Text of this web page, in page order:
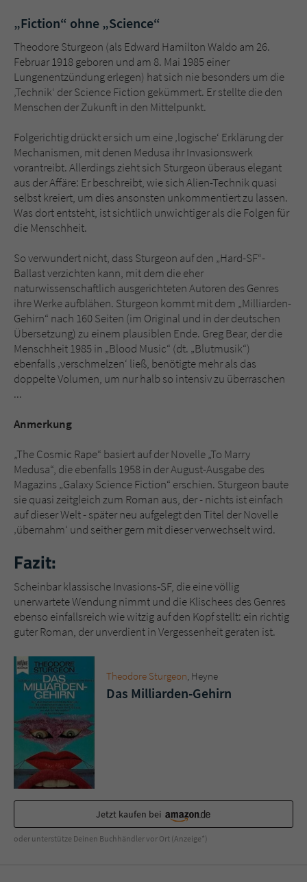
„Fiction“ ohne „Science“
Theodore Sturgeon (als Edward Hamilton Waldo am 26.
Februar 1918 geboren und am 8. Mai 1985 einer
Lungenentzündung erlegen) hat sich nie besonders um die
‚Technik‘ der Science Fiction gekümmert. Er stellte die den
Menschen der Zukunft in den Mittelpunkt.
Folgerichtig drückt er sich um eine ‚logische‘ Erklärung der
Mechanismen, mit denen Medusa ihr Invasionswerk
vorantreibt. Allerdings zieht sich Sturgeon überaus elegant
aus der Affäre: Er beschreibt, wie sich Alien-Technik quasi
selbst kreiert, um dies ansonsten unkommentiert zu lassen.
Was dort entsteht, ist sichtlich unwichtiger als die Folgen für
die Menschheit.
So verwundert nicht, dass Sturgeon auf den „Hard-SF“-
Ballast verzichten kann, mit dem die eher
naturwissenschaftlich ausgerichteten Autoren des Genres
ihre Werke aufblähen. Sturgeon kommt mit dem „Milliarden-
Gehirn“ nach 160 Seiten (im Original und in der deutschen
Übersetzung) zu einem plausiblen Ende. Greg Bear, der die
Menschheit 1985 in „Blood Music“ (dt. „Blutmusik“)
ebenfalls ‚verschmelzen‘ ließ, benötigte mehr als das
doppelte Volumen, um nur halb so intensiv zu überraschen
...
Anmerkung
„The Cosmic Rape“ basiert auf der Novelle „To Marry
Medusa“, die ebenfalls 1958 in der August-Ausgabe des
Magazins „Galaxy Science Fiction“ erschien. Sturgeon baute
sie quasi zeitgleich zum Roman aus, der - nichts ist einfach
auf dieser Welt - später neu aufgelegt den Titel der Novelle
‚übernahm‘ und seither gern mit dieser verwechselt wird.
Fazit:
Scheinbar klassische Invasions-SF, die eine völlig
unerwartete Wendung nimmt und die Klischees des Genres
ebenso einfallsreich wie witzig auf den Kopf stellt: ein richtig
guter Roman, der unverdient in Vergessenheit geraten ist.
Theodore Sturgeon, Heyne
Das Milliarden-Gehirn
Jetzt kaufen bei
oder unterstütze Deinen Buchhändler vor Ort (Anzeige*)